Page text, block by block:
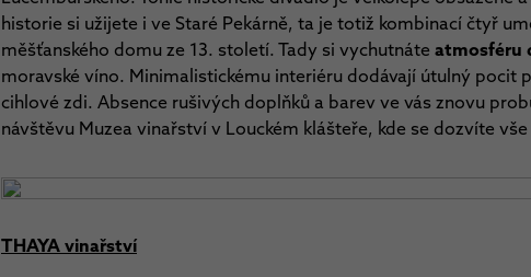
historie si užijete i ve Staré Pekárně, ta je totiž kombinací čtyř
měšťanského domu ze 13. století. Tady si vychutnáte atmosféru
moravské víno. Minimalistickému interiéru dodávají útulný pocit
cihlové zdi. Absence rušivých doplňků a barev ve vás znovu
návštěvu Muzea vinařství v Louckém klášteře, kde se dozvíte
THAYA vinařství